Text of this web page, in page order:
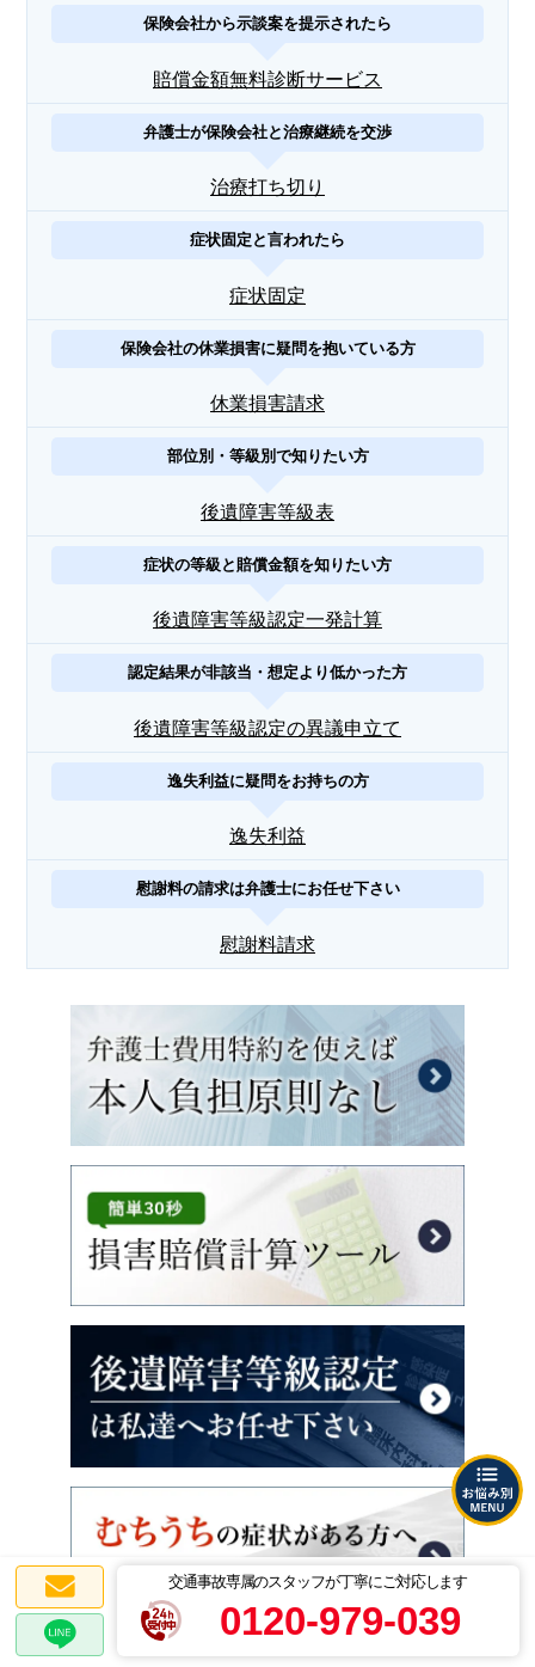
交通事故専属のスタッフが丁寧にご対応します
0120-979-039
保険会社から示談案を提示されたら
賠償金額無料診断サービス
弁護士が保険会社と治療継続を交渉
治療打ち切り
症状固定と言われたら
症状固定
保険会社の休業損害に疑問を抱いている方
休業損害請求
部位別・等級別で知りたい方
後遺障害等級表
症状の等級と賠償金額を知りたい方
後遺障害等級認定一発計算
認定結果が非該当・想定より低かった方
後遺障害等級認定の異議申立て
逸失利益に疑問をお持ちの方
逸失利益
慰謝料の請求は弁護士にお任せ下さい
慰謝料請求